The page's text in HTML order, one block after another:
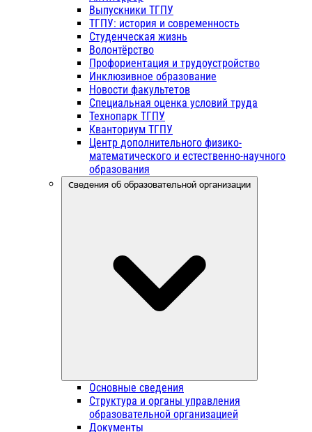
Выпускники ТГПУ
ТГПУ: история и современность
Студенческая жизнь
Волонтёрство
Профориентация и трудоустройство
Инклюзивное образование
Новости факультетов
Специальная оценка условий труда
Технопарк ТГПУ
Кванториум ТГПУ
Центр дополнительного физико-
математического и естественно-научного
образования
Сведения об образовательной организации
Основные сведения
Структура и органы управления
образовательной организацией
Документы